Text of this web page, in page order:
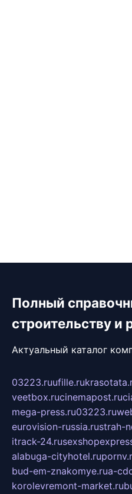
Полный
строительству и
Актуальный каталог
03223.ruufille.ru
veetbox.rucinemapost.ru
mega-press.ru03223.ru
eurovision-russia.rustrah-
itrack-24.ru
alabuga-cityhotel.ru
bud-em-znakomye.rua-
korolevremont-market.ru